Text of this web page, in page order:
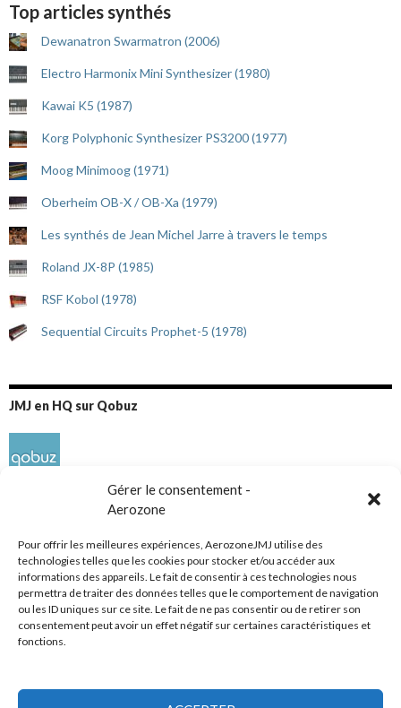
Gérer le consentement -
Aerozone
Pour offrir les meilleures expériences, AerozoneJMJ utilise des
technologies telles que les cookies pour stocker et/ou accéder aux
informations des appareils. Le fait de consentir à ces technologies nous
permettra de traiter des données telles que le comportement de navigation
ou les ID uniques sur ce site. Le fait de ne pas consentir ou de retirer son
consentement peut avoir un effet négatif sur certaines caractéristiques et
fonctions.
Top articles synthés
Dewanatron Swarmatron (2006)
Electro Harmonix Mini Synthesizer (1980)
Kawai K5 (1987)
Korg Polyphonic Synthesizer PS3200 (1977)
Moog Minimoog (1971)
Oberheim OB-X / OB-Xa (1979)
Les synthés de Jean Michel Jarre à travers le temps
Roland JX-8P (1985)
RSF Kobol (1978)
Sequential Circuits Prophet-5 (1978)
JMJ en HQ sur Qobuz
Réseaux sociaux